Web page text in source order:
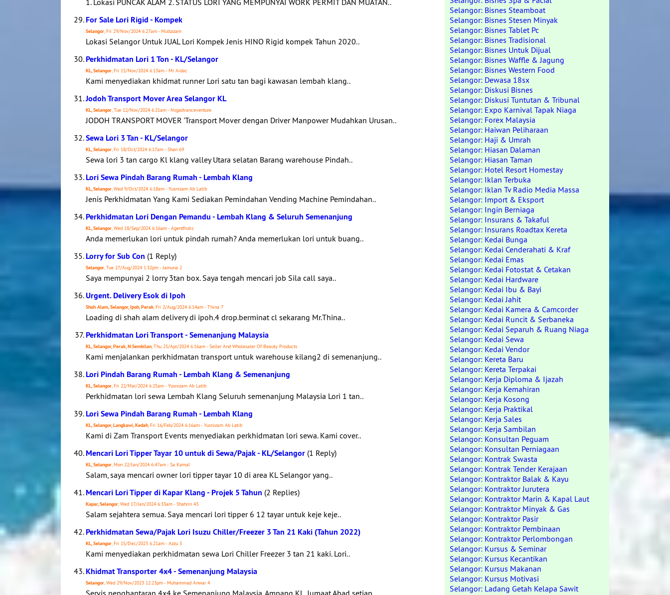
1. Lokasi PUNCAK ALAM 2. STATUS LORI YANG MEMPUNYAI WORK PERMIT DAN MUATAN..
For Sale Lori Rigid - Kompek
Selangor, Fri 29/Nov/2024 6:27am - Multazam
Lokasi Selangor Untuk JUAL Lori Kompek Jenis HINO Rigid kompek Tahun 2020..
Perkhidmatan Lori 1 Ton - KL/Selangor
KL, Selangor, Fri 15/Nov/2024 6:13am - Mr Aidac
Kami menyediakan khidmat runner Lori satu tan bagi kawasan lembah klang..
Jodoh Transport Mover Area Selangor KL
KL, Selangor, Tue 12/Nov/2024 6:21am - Nsgadvanceventure
JODOH TRANSPORT MOVER 'Transport Mover dengan Driver Manpower Mudahkan Urusan..
Sewa Lori 3 Tan - KL/Selangor
KL, Selangor, Fri 18/Oct/2024 6:17am - Shan 69
Sewa lori 3 tan cargo Kl klang valley Utara selatan Barang warehouse Pindah..
Lori Sewa Pindah Barang Rumah - Lembah Klang
KL, Selangor, Wed 9/Oct/2024 6:18am - Yusnizam Ab Latib
Jenis Perkhidmatan Yang Kami Sediakan Pemindahan Vending Machine Pemindahan..
Perkhidmatan Lori Dengan Pemandu - Lembah Klang & Seluruh Semenanjung
KL, Selangor, Wed 18/Sep/2024 6:16am - Agentfrutis
Anda memerlukan lori untuk pindah rumah? Anda memerlukan lori untuk buang..
Lorry for Sub Con (1 Reply)
Selangor, Tue 27/Aug/2024 1:32pm - Jamuna 2
Saya mempunyai 2 lorry 3tan box. Saya tengah mencari job Sila call saya..
Urgent. Delivery Esok di Ipoh
Shah Alam, Selangor, Ipoh, Perak, Fri 2/Aug/2024 6:14am - Thina 7
Loading di shah alam delivery di ipoh.4 drop.berminat cl sekarang Mr.Thina..
Perkhidmatan Lori Transport - Semenanjung Malaysia
KL, Selangor, Perak, N.Sembilan, Thu 25/Apr/2024 6:16am - Seller And Wholesaler Of Beauty Products
Kami menjalankan perkhidmatan transport untuk warehouse kilang2 di semenanjung..
Lori Pindah Barang Rumah - Lembah Klang & Semenanjung
KL, Selangor, Fri 22/Mar/2024 6:25am - Yusnizam Ab Latib
Perkhidmatan lori sewa Lembah Klang Seluruh semenanjung Malaysia Lori 1 tan..
Lori Sewa Pindah Barang Rumah - Lembah Klang
KL, Selangor, Langkawi, Kedah, Fri 16/Feb/2024 6:16am - Yusnizam Ab Latib
Kami di Zam Transport Events menyediakan perkhidmatan lori sewa. Kami cover..
Mencari Lori Tipper Tayar 10 untuk di Sewa/Pajak - KL/Selangor (1 Reply)
KL, Selangor, Mon 22/Jan/2024 6:47am - Sa Kamal
Salam, saya mencari owner lori tipper tayar 10 di area KL Selangor yang..
Mencari Lori Tipper di Kapar Klang - Projek 5 Tahun (2 Replies)
Kapar, Selangor, Wed 17/Jan/2024 6:33am - Shahrin 43
Salam sejahtera semua. Saya mencari lori tipper 6 12 tayar untuk keje keje..
Perkhidmatan Sewa/Pajak Lori Isuzu Chiller/Freezer 3 Tan 21 Kaki (Tahun 2022)
KL, Selangor, Fri 15/Dec/2023 6:21am - Azzu 3
Kami menyediakan perkhidmatan sewa Lori Chiller Freezer 3 tan 21 kaki. Lori..
Khidmat Transporter 4x4 - Semenanjung Malaysia
Selangor, Wed 29/Nov/2023 12:23pm - Muhammad Anwar 4
Servis penghantaran 4x4 ke Semenanjung Malaysia. Ampang KL. Jumaat Ahad setiap..
Selangor: Bisnes Steamboat
Selangor: Bisnes Stesen Minyak
Selangor: Bisnes Tablet Pc
Selangor: Bisnes Tradisional
Selangor: Bisnes Untuk Dijual
Selangor: Bisnes Waffle & Jagung
Selangor: Bisnes Western Food
Selangor: Dewasa 18sx
Selangor: Diskusi Bisnes
Selangor: Diskusi Tuntutan & Tribunal
Selangor: Expo Karnival Tapak Niaga
Selangor: Forex Malaysia
Selangor: Haiwan Peliharaan
Selangor: Haji & Umrah
Selangor: Hiasan Dalaman
Selangor: Hiasan Taman
Selangor: Hotel Resort Homestay
Selangor: Iklan Terbuka
Selangor: Iklan Tv Radio Media Massa
Selangor: Import & Eksport
Selangor: Ingin Berniaga
Selangor: Insurans & Takaful
Selangor: Insurans Roadtax Kereta
Selangor: Kedai Bunga
Selangor: Kedai Cenderahati & Kraf
Selangor: Kedai Emas
Selangor: Kedai Fotostat & Cetakan
Selangor: Kedai Hardware
Selangor: Kedai Ibu & Bayi
Selangor: Kedai Jahit
Selangor: Kedai Kamera & Camcorder
Selangor: Kedai Runcit & Serbaneka
Selangor: Kedai Separuh & Ruang Niaga
Selangor: Kedai Sewa
Selangor: Kedai Vendor
Selangor: Kereta Baru
Selangor: Kereta Terpakai
Selangor: Kerja Diploma & Ijazah
Selangor: Kerja Kemahiran
Selangor: Kerja Kosong
Selangor: Kerja Praktikal
Selangor: Kerja Sales
Selangor: Kerja Sambilan
Selangor: Konsultan Peguam
Selangor: Konsultan Perniagaan
Selangor: Kontrak Swasta
Selangor: Kontrak Tender Kerajaan
Selangor: Kontraktor Balak & Kayu
Selangor: Kontraktor Jurutera
Selangor: Kontraktor Marin & Kapal Laut
Selangor: Kontraktor Minyak & Gas
Selangor: Kontraktor Pasir
Selangor: Kontraktor Pembinaan
Selangor: Kontraktor Perlombongan
Selangor: Kursus & Seminar
Selangor: Kursus Kecantikan
Selangor: Kursus Makanan
Selangor: Kursus Motivasi
Selangor: Ladang Getah Kelapa Sawit